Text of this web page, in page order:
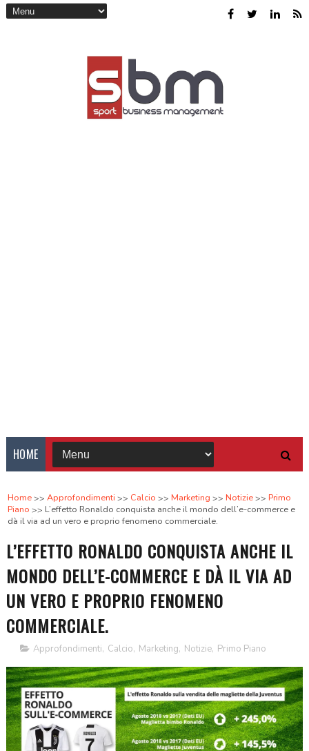
HOME
Home Approfondimenti Calcio Marketing Notizie
Primo
Piano
L’effetto Ronaldo conquista anche il mondo dell’e-commerce e
dà il via ad un vero e proprio fenomeno commerciale.
L’EFFETTO RONALDO CONQUISTA ANCHE IL
MONDO DELL’E-COMMERCE E DÀ IL VIA AD
UN VERO E PROPRIO FENOMENO
COMMERCIALE.
Approfondimenti, Calcio, Marketing, Notizie, Primo Piano